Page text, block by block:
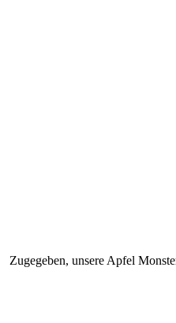
Zugegeben, unsere Apfel